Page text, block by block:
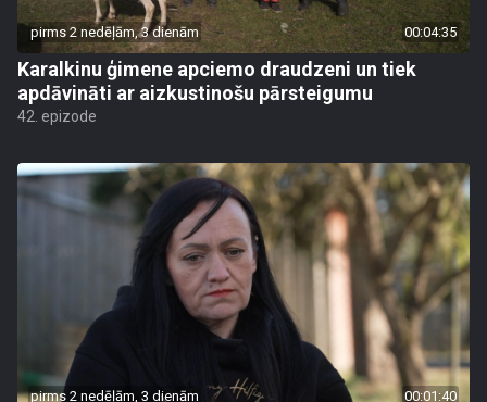
pirms 2 nedēļām, 3 dienām 00:04:35
Karalkinu ģimene apciemo draudzeni un tiek
apdāvināti ar aizkustinošu pārsteigumu
42. epizode
pirms 2 nedēļām, 3 dienām 00:01:40